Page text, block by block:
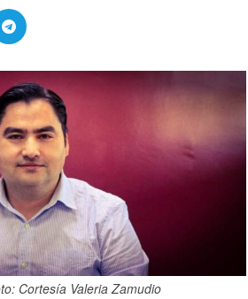
Cortesía Valeria Zamudio